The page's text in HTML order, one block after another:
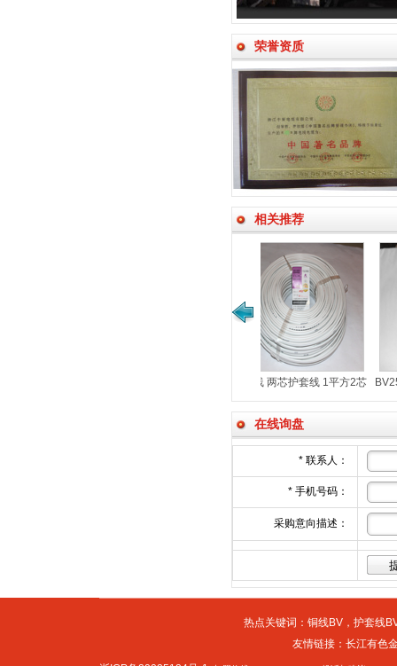
荣誉资质
相关推荐
护套线 两芯护套线 1平方2芯
BV25铜芯线 单芯铜线 单
铜芯聚氯乙烯绝缘电线
BV25铜芯线
在线询盘
* 联系人：
* 手机号码：
采购意向描述：
热点关键词： 铜线BV， 护套线
友情链接： 长江有色